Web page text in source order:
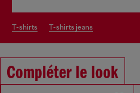
t-shirts t-shirts jeans
Compléter le look